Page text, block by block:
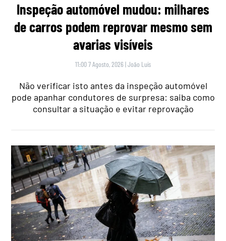
Inspeção automóvel mudou: milhares
de carros podem reprovar mesmo sem
avarias visíveis
11:00 7 Agosto, 2026 |João Luís
Não verificar isto antes da inspeção automóvel
pode apanhar condutores de surpresa: saiba como
consultar a situação e evitar reprovação